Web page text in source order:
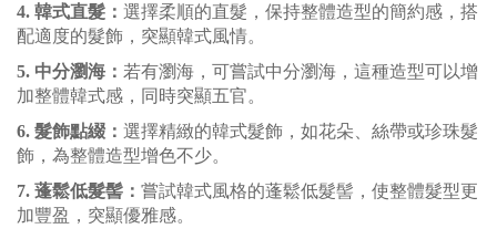
4. 韓式直髮： 選擇柔順的直髮，保持整體造型的簡約感，搭
配適度的髮飾，突顯韓式風情。
5. 中分瀏海： 若有瀏海，可嘗試中分瀏海，這種造型可以增
加整體韓式感，同時突顯五官。
6. 髮飾點綴： 選擇精緻的韓式髮飾，如花朵、絲帶或珍珠髮
飾，為整體造型增色不少。
7. 蓬鬆低髮髻： 嘗試韓式風格的蓬鬆低髮髻，使整體髮型更
加豐盈，突顯優雅感。